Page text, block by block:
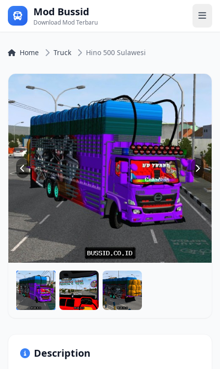
Mod Bussid
Download Mod Terbaru
Home Truck Hino 500 Sulawesi
Description